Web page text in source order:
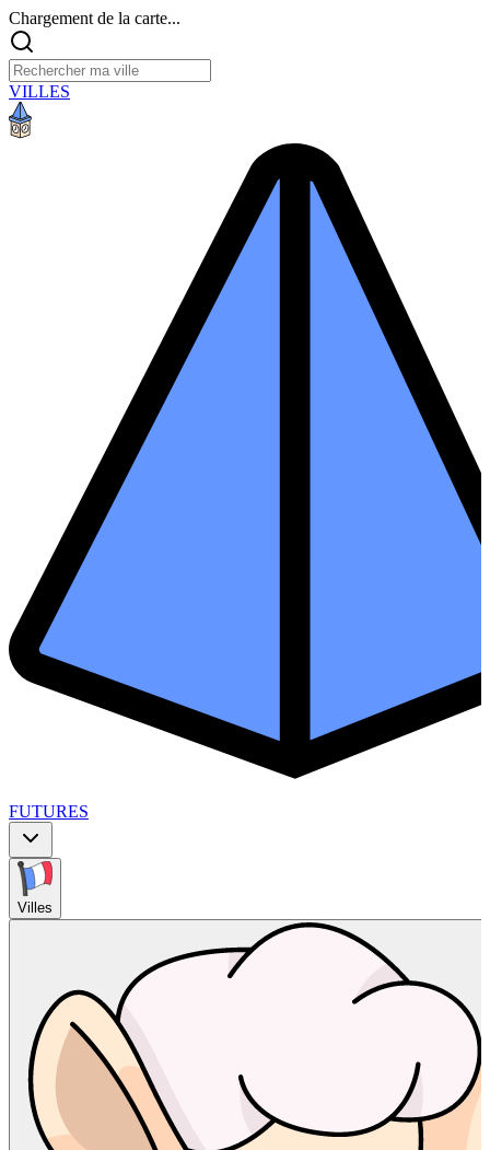
Chargement de la carte...
VILLES
FUTURES
Villes